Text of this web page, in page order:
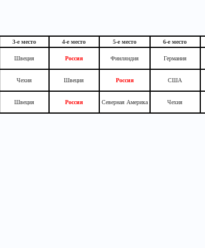
3-е место 4-е место 5-е место 6-е место
Швеция Россия Финляндия Германия
Чехия Швеция Россия США
Швеция Россия Северная Америка Чехия